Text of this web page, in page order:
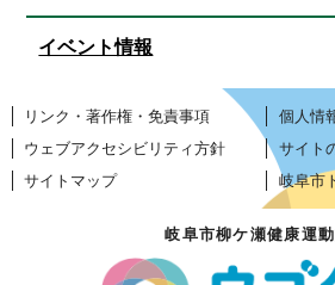
イベント情報
リンク・著作権・免責事項
個人情
ウェブアクセシビリティ方針
サイト
サイトマップ
岐阜市
岐阜市柳ケ瀬健康運